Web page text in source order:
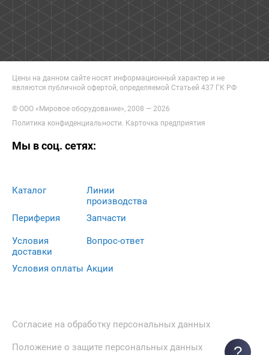
Цены на данном сайте носят информационный характер и не
являются публичной офертой, определяемой Статьей 437 ГК РФ
© ООО «Мировое оборудование», 2008 — 2026
Политика конфиденциальности. Карточка предприятия
Мы в соц. сетях:
Каталог
Периферия
Линии
производства
Запчасти
Условия
доставки
Условия оплаты
Вопрос-ответ
Акции
Согласие на обработку персональных данных
Положение о защите персональных данных